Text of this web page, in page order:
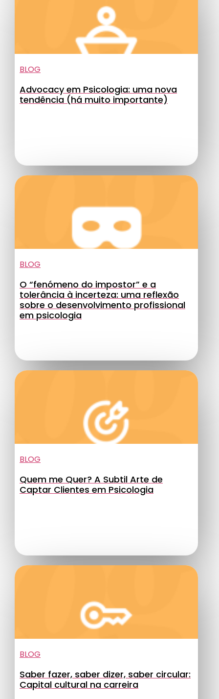
BLOG
Advocacy em Psicologia: uma nova
tendência (há muito importante)
BLOG
O “fenómeno do impostor” e a
tolerância à incerteza: uma reflexão
sobre o desenvolvimento profissional
em psicologia
BLOG
Quem me Quer? A Subtil Arte de
Captar Clientes em Psicologia
BLOG
Saber fazer, saber dizer, saber circular:
Capital cultural na carreira